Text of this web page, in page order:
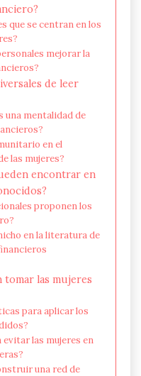
que se centran en los
mejorar la
de leer
una mentalidad de
en el
las mujeres?
encontrar en
proponen los
en la literatura de
tomar las mujeres
para aplicar los
evitar las mujeres en
una red de